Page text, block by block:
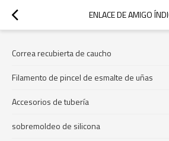
ENLACE DE AMIGO
Correa recubierta de caucho
Filamento de pincel de esmalte de uñas
Accesorios de tubería
sobremoldeo de silicona